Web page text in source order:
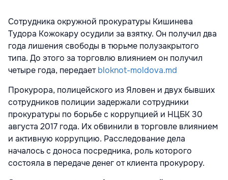
Сотрудника окружной прокуратуры Кишинева
Тудора Кожокару осудили за взятку. Он получил два
года лишения свободы в тюрьме полузакрытого
типа. До этого за торговлю влиянием он получил
четыре года, передаетbloknot-moldova.md
Прокурора, полицейского из Яловен и двух бывших
сотрудников полиции задержали сотрудники
прокуратуры по борьбе с коррупцией и НЦБК 30
августа 2017 года. Их обвинили в торговле влиянием
и активную коррупцию. Расследование дела
началось с доноса посредника, роль которого
состояла в передаче денег от клиента прокурору.